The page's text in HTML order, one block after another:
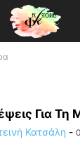
Για Τη
Κατσάλη -